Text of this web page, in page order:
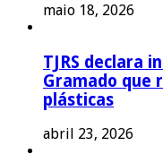
maio 18, 2026
TJRS declara
Gramado que
plásticas
abril 23, 2026